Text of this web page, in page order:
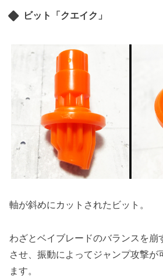
ビット「クエイク」
軸が斜めにカットされたビット。
わざとベイブレードのバランスを崩
させ、振動によってジャンプ攻撃が
ます。